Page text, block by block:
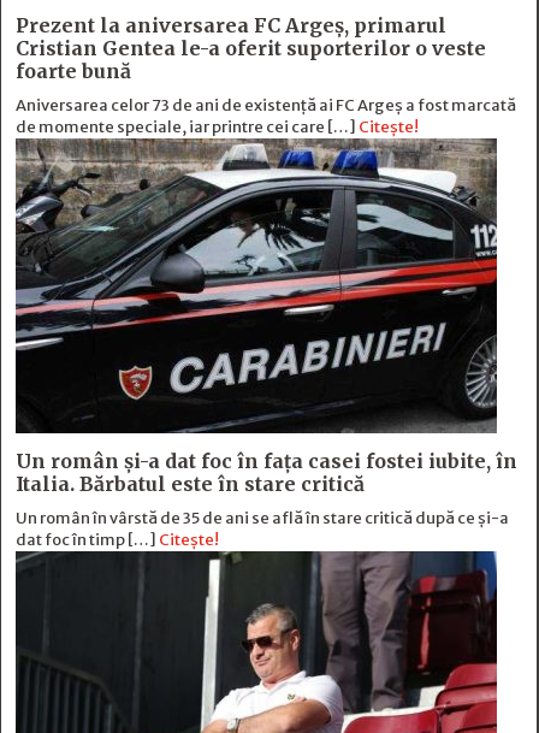
Prezent la aniversarea FC Argeș, primarul
Cristian Gentea le-a oferit suporterilor o veste
foarte bună
Aniversarea celor 73 de ani de existență ai FC Argeș a fost marcată
de momente speciale, iar printre cei care […] Citește!
Un român și-a dat foc în fața casei fostei iubite, în
Italia. Bărbatul este în stare critică
Un român în vârstă de 35 de ani se află în stare critică după ce și-a
dat foc în timp […] Citește!